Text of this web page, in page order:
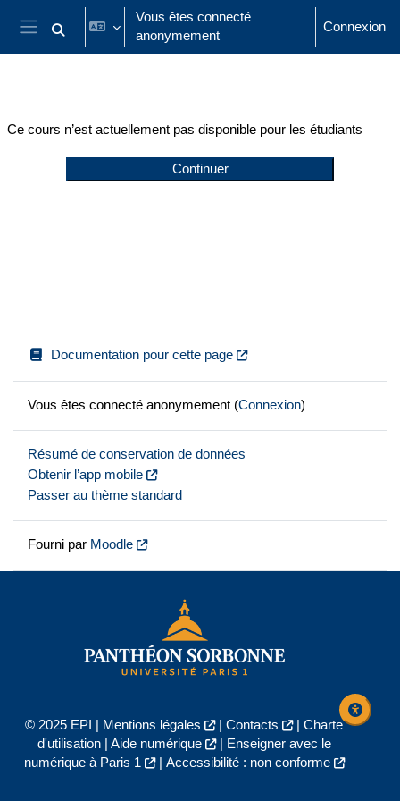
Passer au contenu principal
Panneau latéral
Activer/désactiver la saisie de recherche
Vous êtes connecté
anonymement
Connexion
Ce cours n’est actuellement pas disponible pour les étudiants
Continuer
Documentation pour cette page
Vous êtes connecté anonymement (Connexion)
Résumé de conservation de données
Obtenir l’app mobile
Passer au thème standard
Fourni par Moodle
© 2025 EPI | Mentions légales | Contacts | Charte
d'utilisation| Aide numérique |
Enseigner avec le
numérique à Paris 1
| Accessibilité : non conforme